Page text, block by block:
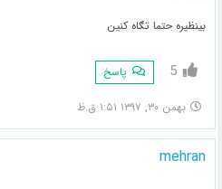
بینظیره حتما تګاه کنین
5 پاسخ
بهمن ۳۰, ۱۳۹۷ ۱:۵۱ ق.ظ
mehran